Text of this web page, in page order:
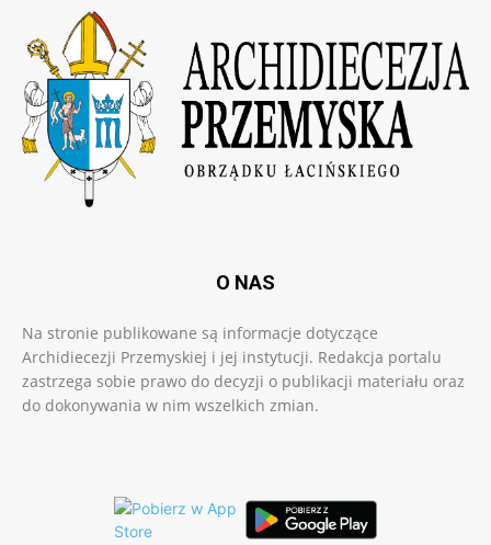
O NAS
Na stronie publikowane są informacje dotyczące
Archidiecezji Przemyskiej i jej instytucji. Redakcja portalu
zastrzega sobie prawo do decyzji o publikacji materiału oraz
do dokonywania w nim wszelkich zmian.